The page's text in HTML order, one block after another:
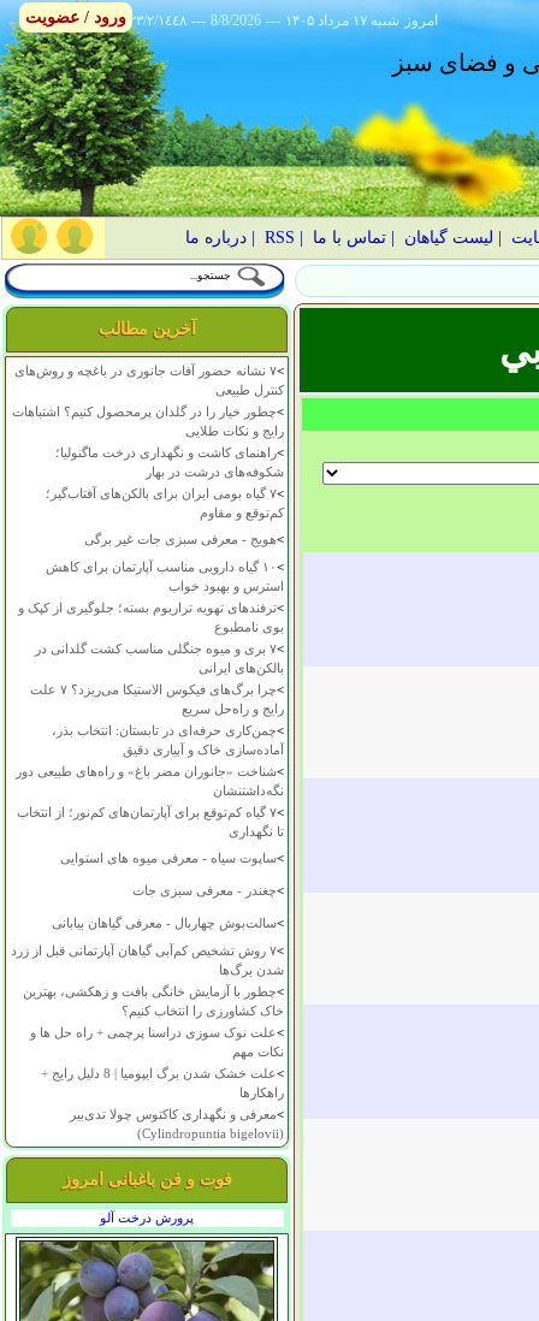
٢٣/٢/١٤٤٨ --- 8/8/2026 --- ۱۴۰۵ شنبه ۱۷ مرداد امروز
و فضای سبز
لیست گیاهان |تماس با ما RSS
|درباره ما
آخرین مطالب
>
۷ نشانه حضور آفات جانوری در باغچه و روش‌های
کنترل طبیعی
>چطور خیار را در گلدان پرمحصول کنیم؟ اشتباهات
رایج و نکات طلایی
>راهنمای کاشت و نگهداری درخت ماگنولیا؛
شکوفه‌های درشت در بهار
>
۷ گیاه بومی ایران برای بالکن‌های آفتاب‌گیر؛
کم‌توقع و مقاوم
>هویج - معرفی سبزی جات غیر برگی
>
۱۰ گیاه دارویی مناسب آپارتمان برای کاهش
استرس و بهبود خواب
>ترفندهای تهویه تراریوم بسته؛ جلوگیری از کپک و
بوی نامطبوع
>
۷ بری و میوه جنگلی مناسب کشت گلدانی در
بالکن‌های ایرانی
>
چرا برگ‌های فیکوس الاستیکا می‌ریزد؟ ۷ علت
رایج و راه‌حل سریع
>چمن‌کاری حرفه‌ای در تابستان: انتخاب بذر،
آماده‌سازی خاک و آبیاری دقیق
>شناخت «جانوران مضر باغ» و راه‌های طبیعی دور
نگه‌داشتنشان
>
۷ گیاه کم‌توقع برای آپارتمان‌های کم‌نور؛ از انتخاب
تا نگهداری
>ساپوت سیاه - معرفی میوه های استوایی
>چغندر - معرفی سبزی جات
>سالت‌بوش چهاربال - معرفی گیاهان بیابانی
>
۷ روش تشخیص کم‌آبی گیاهان آپارتمانی قبل از زرد
شدن برگ‌ها
>چطور با آزمایش خانگی بافت و زهکشی، بهترین
خاک کشاورزی را انتخاب کنیم؟
>علت نوک سوزی دراسنا پرچمی + راه حل ها و
نکات مهم
>
علت خشک شدن برگ ایپومیا | 8 دلیل رایج +
راهکارها
>معرفی و نگهداری کاکتوس چولا تدی‌بیر
(Cylindropuntia bigelovii)
فوت و فن باغبانی امروز
پرورش درخت آلو
ورود / عضویت